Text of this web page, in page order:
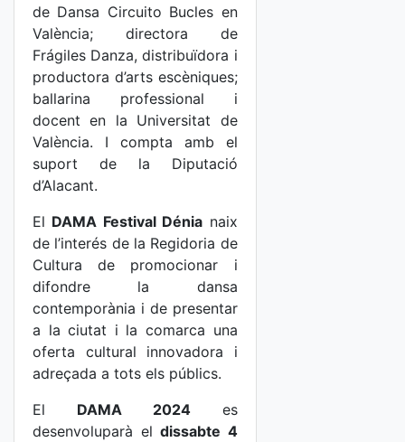
de Dansa Circuito Bucles en
València; directora de
Frágiles Danza, distribuïdora i
productora d’arts escèniques;
ballarina professional i
docent en la Universitat de
València. I compta amb el
suport de la Diputació
d’Alacant.
El DAMA Festival Dénia naix
de l’interés de la Regidoria de
Cultura de promocionar i
difondre la dansa
contemporània i de presentar
a la ciutat i la comarca una
oferta cultural innovadora i
adreçada a tots els públics.
El DAMA 2024es
desenvoluparà eldissabte 4